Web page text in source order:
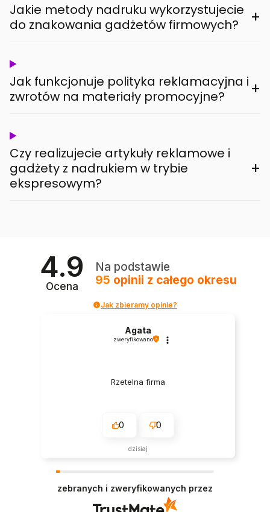
Jakie metody nadruku wykorzystujecie
do znakowania gadżetów firmowych?
+
Jak funkcjonuje polityka reklamacyjna i
zwrotów na materiały promocyjne?
+
Czy realizujecie artykuły reklamowe i
gadżety z nadrukiem w trybie
ekspresowym?
+
4.9
Ocena
Na podstawie
95 opinii z całego okresu
Jak zbieramy opinie?
Agata
zweryfikowano
Rzetelna firma
0 0
dzisiaj
zebranych i zweryfikowanych przez